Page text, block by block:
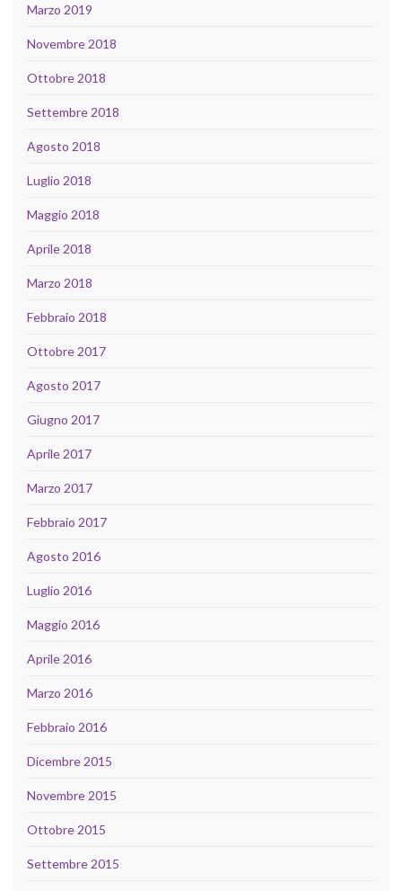
Marzo 2019
Novembre 2018
Ottobre 2018
Settembre 2018
Agosto 2018
Luglio 2018
Maggio 2018
Aprile 2018
Marzo 2018
Febbraio 2018
Ottobre 2017
Agosto 2017
Giugno 2017
Aprile 2017
Marzo 2017
Febbraio 2017
Agosto 2016
Luglio 2016
Maggio 2016
Aprile 2016
Marzo 2016
Febbraio 2016
Dicembre 2015
Novembre 2015
Ottobre 2015
Settembre 2015